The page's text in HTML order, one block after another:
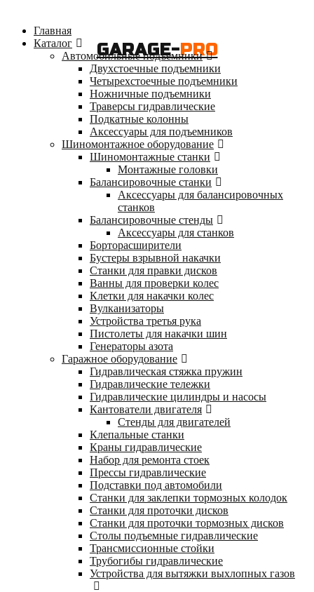
GARAGE-PRO
Главная
Каталог
Автомобильные подъемники
Двухстоечные подъемники
Четырехстоечные подъемники
Ножничные подъемники
Траверсы гидравлические
Подкатные колонны
Аксессуары для подъемников
Шиномонтажное оборудование
Шиномонтажные станки
Монтажные головки
Балансировочные станки
Аксессуары для балансировочных
станков
Балансировочные стенды
Аксессуары для станков
Борторасширители
Бустеры взрывной накачки
Станки для правки дисков
Ванны для проверки колес
Клетки для накачки колес
Вулканизаторы
Устройства третья рука
Пистолеты для накачки шин
Генераторы азота
Гаражное оборудование
Гидравлическая стяжка пружин
Гидравлические тележки
Гидравлические цилиндры и насосы
Кантователи двигателя
Стенды для двигателей
Клепальные станки
Краны гидравлические
Набор для ремонта стоек
Прессы гидравлические
Подставки под автомобили
Станки для заклепки тормозных колодок
Станки для проточки дисков
Станки для проточки тормозных дисков
Столы подъемные гидравлические
Трансмиссионные стойки
Трубогибы гидравлические
Устройства для вытяжки выхлопных газов